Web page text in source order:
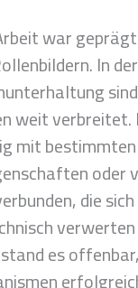
war
In der
weit
mit bestimmten
oder
die sich
es